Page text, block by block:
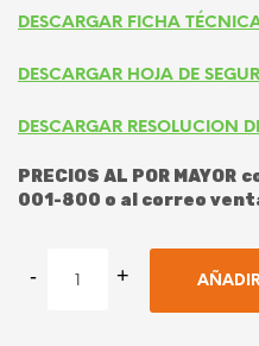
DESCARGAR FICHA
DESCARGAR HOJA DE
DESCARGAR RESOLUCION
PRECIOS AL POR
001-800 o al correo